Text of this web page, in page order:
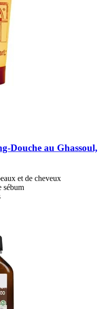
​Douche au Ghassoul,
et de cheveux
sébum